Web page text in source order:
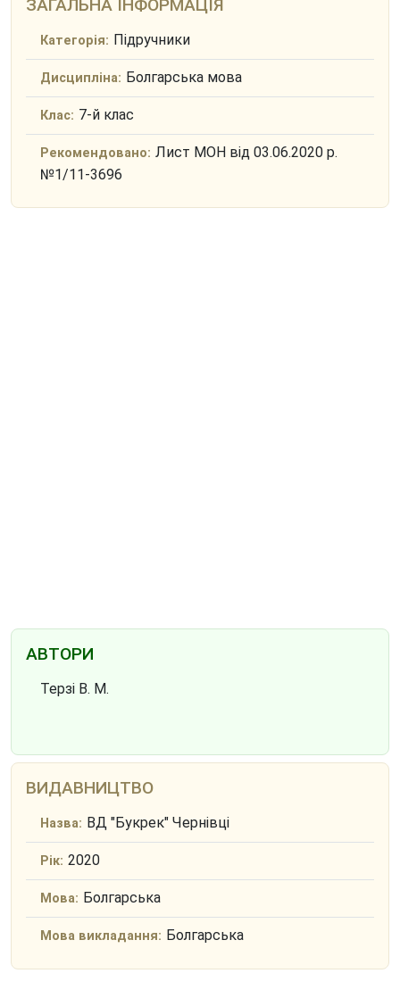
ЗАГАЛЬНА ІНФОРМАЦІЯ
Категорія: Підручники
Дисципліна: Болгарська мова
Клас: 7-й клас
Рекомендовано: Лист МОН від 03.06.2020 р.
№1/11-3696
АВТОРИ
Терзі В. М.
ВИДАВНИЦТВО
Назва: ВД "Букрек" Чернівці
Рік: 2020
Мова: Болгарська
Мова викладання: Болгарська